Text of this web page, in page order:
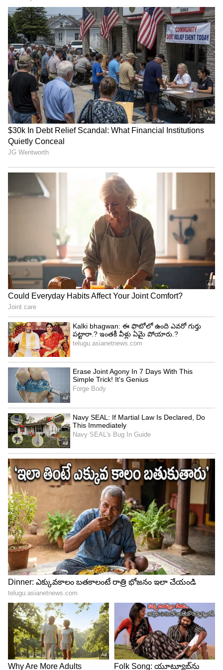
పొడవైన ఐదు సిగ్నల్ రహిత టన్నెల్ కారిడార్ల కోసం
సాధ్యాసాధ్యాల రిపోర్ట (FS), వివరణాత్మక ప్రాజెక్టు రిపోర్ట్
(DPR) తయారీకి కన్సల్టెన్సీ సేవలను ఆహ్వానించింది. ఈ
ప్రతిపాదిత కారిడార్లలో కొన్ని ముఖ్యమైనవి: ఐటీసీ
కోహినూర్ నుండి విప్రో సర్కిల్ (9 కి.మీ), ఐటీసీ కోహినూర్
నుంచి జేఎన్‌టీయూ (8 కి.మీ), ఐటీసీ కోహినూర్ నుంచి
బంజారాహిల్స్ రోడ్డు నెం. 10 (7 కి.మీ), జీవీకే వన్ మాల్
నుంచి నానల్‌నగర్ (6 కి.మీ), నాంపల్లి నుంచి
చంద్రాయణగుట్ట ఇన్నర్ రింగ్ రోడ్డు (9 కి.మీ) ఉన్నాయి. ఈ
టన్నెల్ రోడ్లు పశ్చిమ ఐటీ కారిడార్, సెంట్రల్ హైదరాబాద్
మధ్య ప్రయాణ సమయాన్ని గణనీయంగా తగ్గిస్తాయని
భావిస్తున్నారు.
Tollywood: ఫోక్ సాంగ్స్ నుంచి హీరోయిన్ వ‌ర‌కు..
ఇండ‌స్ట్రీకి మ‌రో సాయిప‌ల్ల‌వి దొరికిన‌ట్లేనా.?
భార‌త్‌లో ప‌గ‌టిపూట కూడా బైక్ లైట్లు ఎందుకు
వెలుగుతున్నాయి.? ఈ నిబంధ‌న ఎందుకో తెలుసా.?
3
4
Image Credit : Gemini AI
బేగంపేట విమానాశ్రయం కింద సొరంగం
బేగంపేట విమానాశ్రయం రన్‌వే కింద భూగర్భ ట్రాఫిక్ టన్నెల్
నిర్మాణం ప్రపంచంలోనే మొదటిసారి జరుగుతున్న ఒక
వినూత్న ప్రాజెక్టు అని తెలంగాణ ముఖ్యమంత్రి తెలిపారు. ఈ
ఆరు లేన్ల, 600 మీటర్ల పొడవైన అండర్‌పాస్ టన్నెల్‌కు
ఎయిర్‌పోర్ట్స్ అథారిటీ ఆఫ్ ఇండియా (AAI) నుంచి
అనుమతులు రావాల్సి ఉంది. ఈ సొరంగ మార్గం పారడైజ్
నుంచి సుచిత్ర జంక్షన్ వరకు నిర్మిస్తున్న 5.5 కిలోమీటర్ల
ఎలివేటెడ్ కారిడార్‌లో భాగం. ఇది ఉత్తర హైదరాబాద్ నుంచి
నగరంలోకి వచ్చే వాహనాల రద్దీని తగ్గించడంలో
సహాయపడుతుంది.